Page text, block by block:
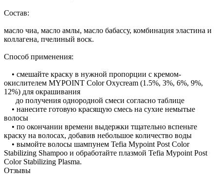
Состав:
масло чиа, масло амлы, масло бабассу, комбинация эластина и
коллагена, пчелиный воск.
Способ применения:
• смешайте краску в нужной пропорции с кремом-
окислителем MYPOINT Color Oxycream (1.5%, 3%, 6%, 9%,
12%) для окрашивания
до получения однородной смеси согласно таблице
• нанесите готовую красящую смесь на сухие немытые
волосы
• по окончании времени выдержки тщательно вспеньте
краску на волосах, добавив небольшое количество воды
• вымойте волосы шампунем Tefia Mypoint Post Color
Stabilizing Shampoo и обработайте плазмой Tefia Mypoint Post
Color Stabilizing Plasma.
Отзывы